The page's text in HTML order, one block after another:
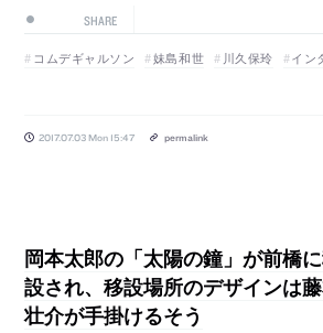
SHARE
コムデギャルソン 妹島和世 川久保玲 イン
2017.07.03 Mon 15:47 permalink
岡本太郎の「太陽の鐘」が前橋
設され、移設場所のデザインは
壮介が手掛けるそう